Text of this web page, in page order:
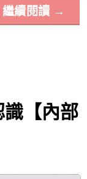
繼續閱讀 →
【內部